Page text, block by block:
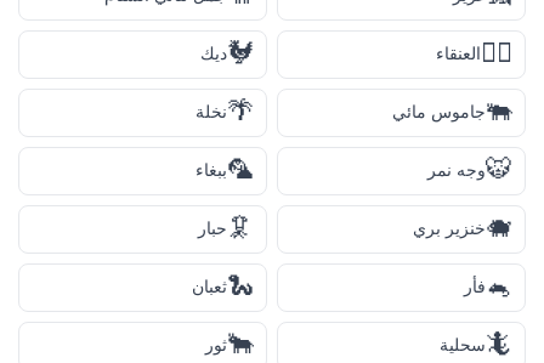
🐦‍🔥العنقاء 🐓ديك
🐃جاموس مائي 🌴نخلة
🐯وجه نمر 🦜ببغاء
🐗خنزير بري 🦑حبار
🐁فأر 🐍ثعبان
🦎سحلية 🐂ثور